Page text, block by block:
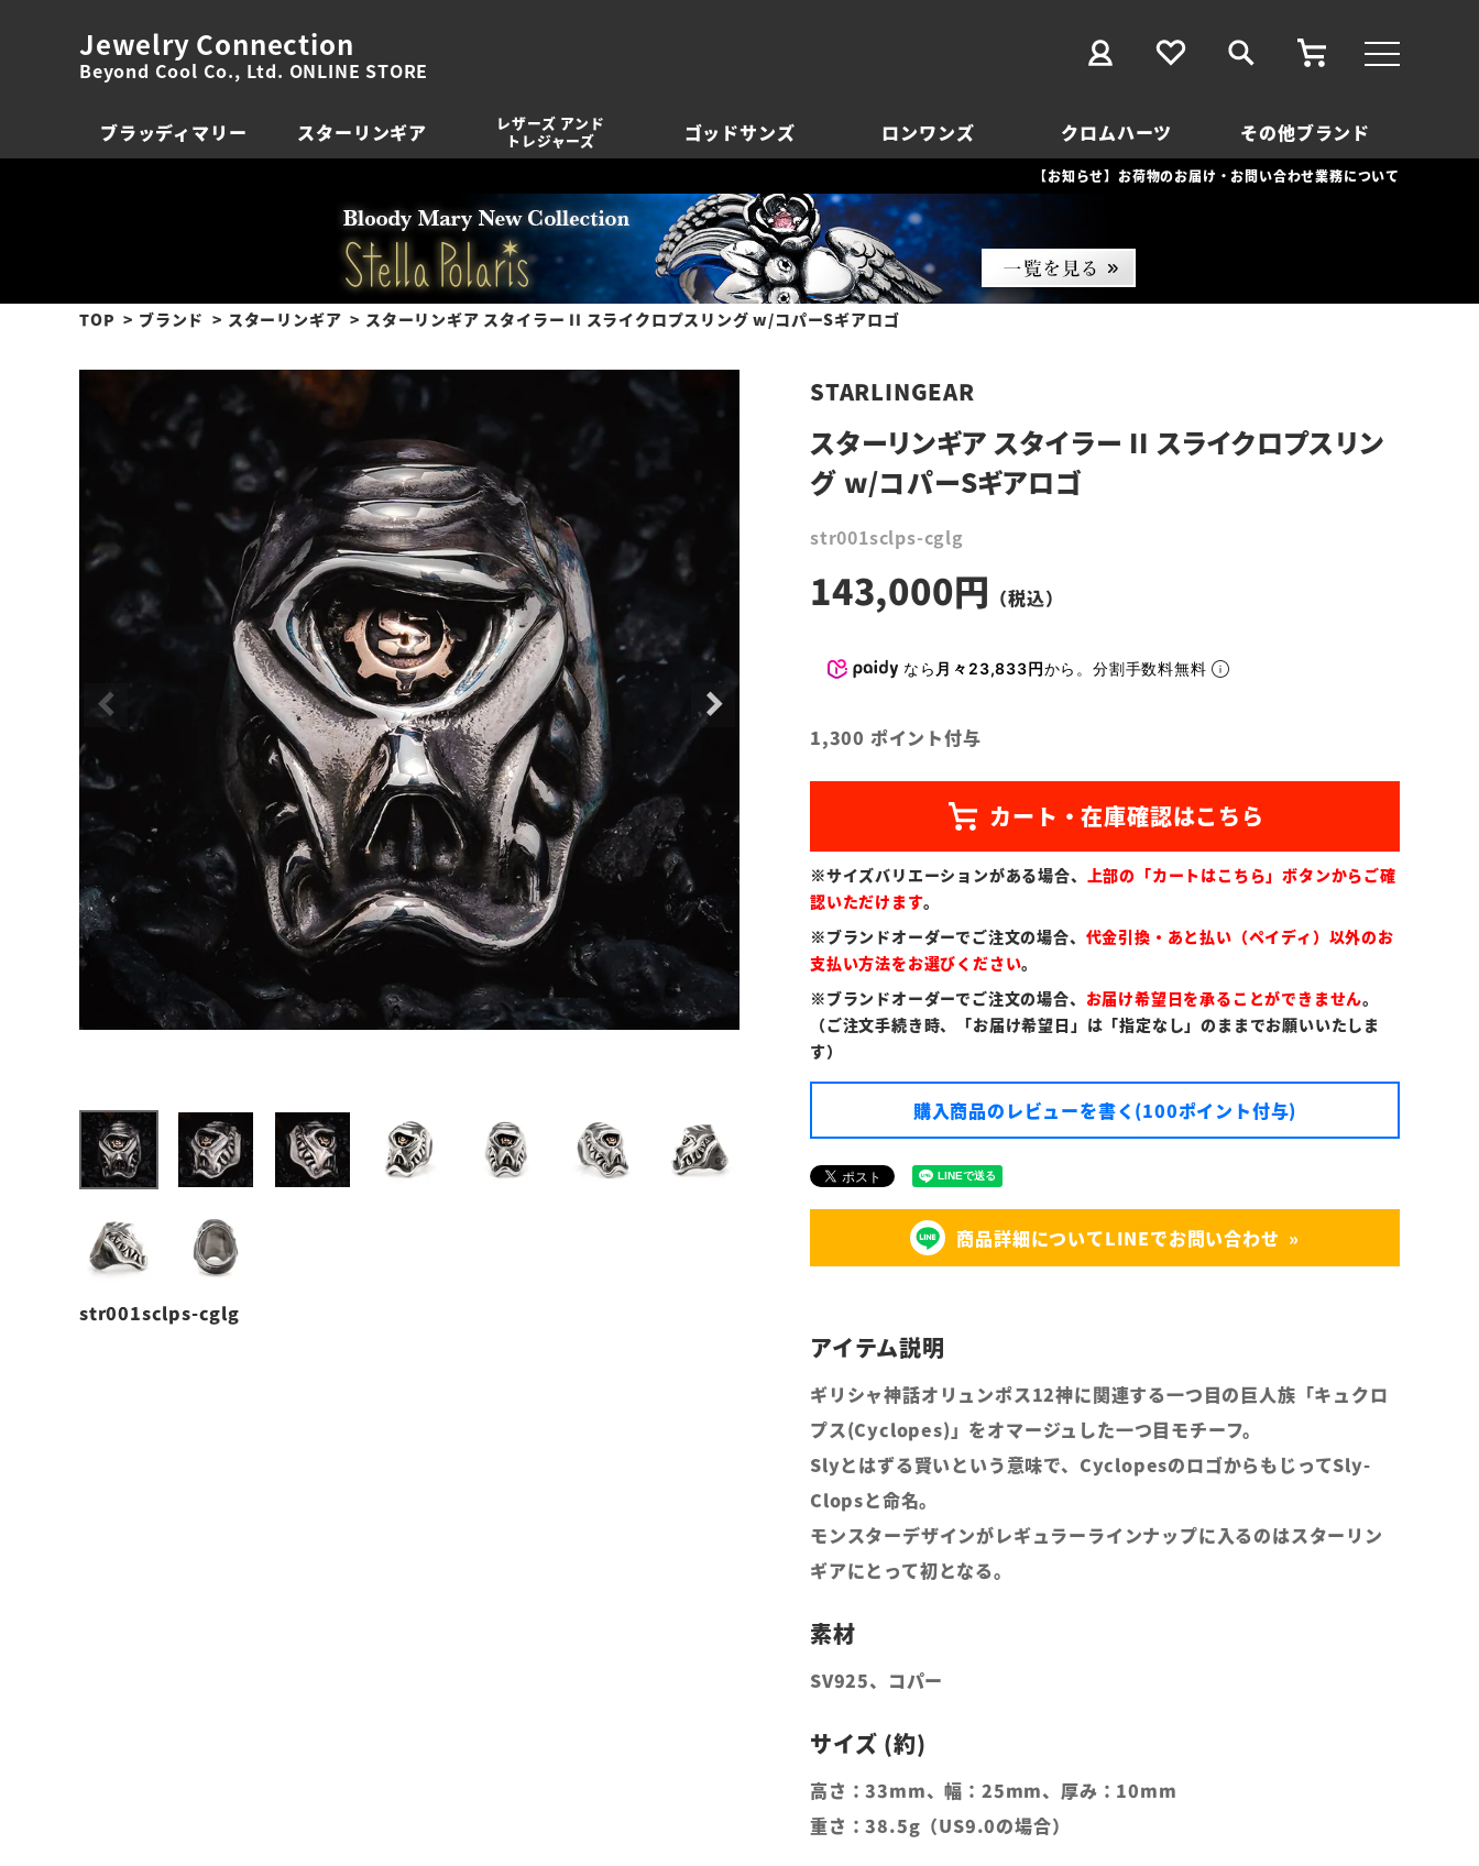
Jewelry Connection
Beyond Cool Co., Ltd. ONLINE STORE
ブラッディマリー スターリンギア
レザーズ アンド
トレジャーズ
ゴッドサンズ ロンワンズ クロムハーツ その他ブランド
【お知らせ】お荷物のお届け・お問い合わせ業務について
TOP ブランド スターリンギア スターリンギア スタイラー II スライクロプスリング w/コパーSギアロゴ
str001sclps-cglg
STARLINGEAR
スターリンギア スタイラー II スライクロプスリン
グ w/コパーSギアロゴ
str001sclps-cglg
143,000
なら 月々23,833円から。分割手数料無料
1,300 ポイント付与
※サイズバリエーションがある場合、
上部の「カートはこちら」ボタンからご確
認いただけます。
※ブランドオーダーでご注文の場合、 代金引換・あと払い（ペイディ）以外のお
支払い方法をお選びください。
※ブランドオーダーでご注文の場合、 お届け希望日を承ることができません。
（ご注文手続き時、「お届け希望日」は「指定なし」のままでお願いいたしま
す）
購入商品のレビューを書く(100ポイント付与)
商品詳細についてLINEでお問い合わせ
ギリシャ神話オリュンポス12神に関連する一つ目の巨人族「キュクロ
プス(Cyclopes)」をオマージュした一つ目モチーフ。
Slyとはずる賢いという意味で、CyclopesのロゴからもじってSly-
Clopsと命名。
モンスターデザインがレギュラーラインナップに入るのはスターリン
ギアにとって初となる。
SV925、コパー
高さ：33mm、幅：25mm、厚み：10mm
重さ：38.5g（US9.0の場合）